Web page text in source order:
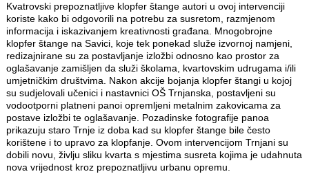
Kvatrovski prepoznatljive klopfer štange autori u ovoj intervenciji
koriste kako bi odgovorili na potrebu za susretom, razmjenom
informacija i iskazivanjem kreativnosti građana. Mnogobrojne
klopfer štange na Savici, koje tek ponekad služe izvornoj namjeni,
redizajnirane su za postavljanje izložbi odnosno kao prostor za
oglašavanje zamišljen da služi školama, kvartovskim udrugama i/ili
umjetničkim društvima. Nakon akcije bojanja klopfer štangi u kojoj
su sudjelovali učenici i nastavnici OŠ Trnjanska, postavljeni su
vodootporni platneni panoi opremljeni metalnim zakovicama za
postave izložbi te oglašavanje. Pozadinske fotografije panoa
prikazuju staro Trnje iz doba kad su klopfer štange bile često
korištene i to upravo za klopfanje. Ovom intervencijom Trnjani su
dobili novu, življu sliku kvarta s mjestima susreta kojima je udahnuta
nova vrijednost kroz prepoznatljivu urbanu opremu.